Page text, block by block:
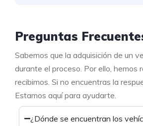
Preguntas
Sabemos que la adquisición de un
durante el proceso. Por ello, hemos
recibimos. Si no encuentras la
Estamos aquí para ayudarte.
¿Dónde se encuentran los